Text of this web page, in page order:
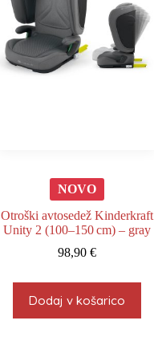
NOVO
Otroški avtosedež Kinderkraft
Unity 2 (100–150 cm) – gray
98,90 €
Dodaj v košarico